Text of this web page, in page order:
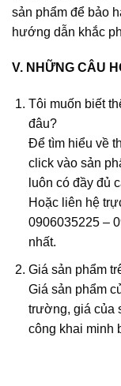
sản phẩm để bảo
hướng dẫn khắc
V. NHỮNG CÂU
Tôi muốn biết
đâu?
Để tìm hiểu về
click vào sản
luôn có đầy đủ
Hoặc liên hệ
0906035225 –
nhất.
Giá sản phẩm
Giá sản phẩm
trường, giá của
công khai minh